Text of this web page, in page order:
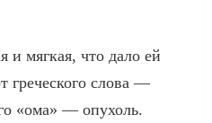
и мягкая, что дало ей
греческого слова —
«ома» — опухоль.